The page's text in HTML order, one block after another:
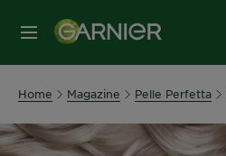
MENU
Home Magazine Pelle Perfetta